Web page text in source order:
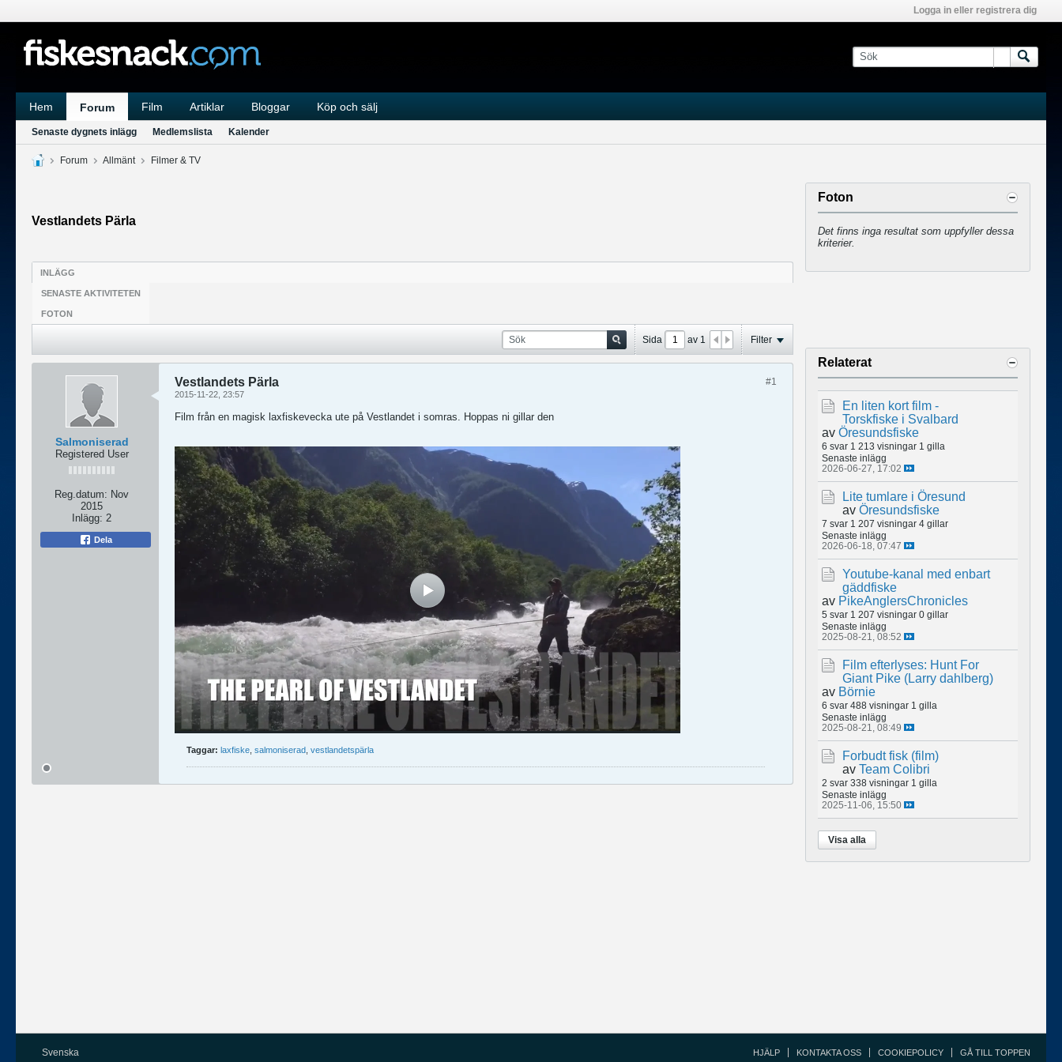
Logga in eller registrera dig
Hem Forum Film Artiklar Bloggar Köp och sälj
Senaste dygnets inlägg Medlemslista Kalender
Forum Allmänt Filmer & TV
Vestlandets Pärla
INLÄGG
SENASTE AKTIVITETEN
FOTON
Sida av 1 Filter
Salmoniserad
Registered User
Reg.datum: Nov
2015
Inlägg: 2
Dela
#1
Vestlandets Pärla
2015-11-22, 23:57
Film från en magisk laxfiskevecka ute på Vestlandet i somras. Hoppas ni gillar den
Taggar: laxfiske salmoniserad vestlandetspärla
Foton
Det finns inga resultat som uppfyller dessa
kriterier.
Relaterat
En liten kort film -
Torskfiske i Svalbard
av Öresundsfiske
6 svar 1 213 visningar 1 gilla
Senaste inlägg
2026-06-27, 17:02
Lite tumlare i Öresund
av Öresundsfiske
7 svar 1 207 visningar 4 gillar
Senaste inlägg
2026-06-18, 07:47
Youtube-kanal med enbart
gäddfiske
av PikeAnglersChronicles
5 svar 1 207 visningar 0 gillar
Senaste inlägg
2025-08-21, 08:52
Film efterlyses: Hunt For
Giant Pike (Larry dahlberg)
av Börnie
6 svar 488 visningar 1 gilla
Senaste inlägg
2025-08-21, 08:49
Forbudt fisk (film)
av Team Colibri
2 svar 338 visningar 1 gilla
Senaste inlägg
2025-11-06, 15:50
Visa alla
Svenska HJÄLP KONTAKTA OSS COOKIEPOLICY GÅ TILL TOPPEN